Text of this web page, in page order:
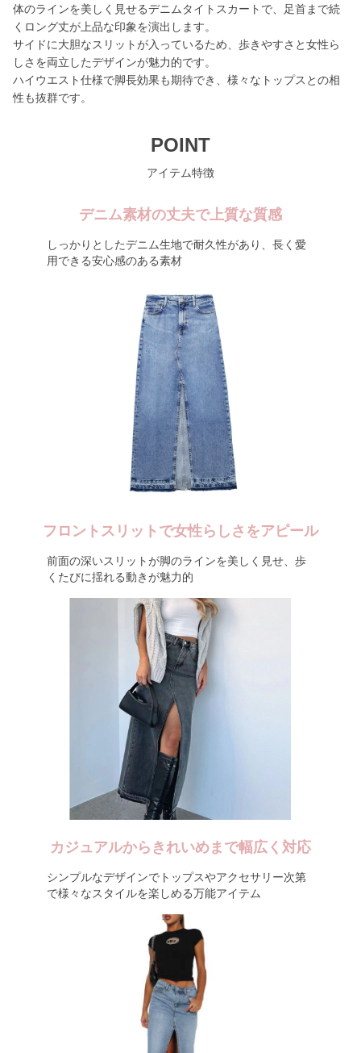
体のラインを美しく見せるデニムタイトスカートで、足首まで続
くロング丈が上品な印象を演出します。
サイドに大胆なスリットが入っているため、歩きやすさと女性ら
しさを両立したデザインが魅力的です。
ハイウエスト仕様で脚長効果も期待でき、様々なトップスとの相
性も抜群です。
POINT
アイテム特徴
デニム素材の丈夫で上質な質感
しっかりとしたデニム生地で耐久性があり、長く愛
用できる安心感のある素材
フロントスリットで女性らしさをアピール
前面の深いスリットが脚のラインを美しく見せ、歩
くたびに揺れる動きが魅力的
カジュアルからきれいめまで幅広く対応
シンプルなデザインでトップスやアクセサリー次第
で様々なスタイルを楽しめる万能アイテム